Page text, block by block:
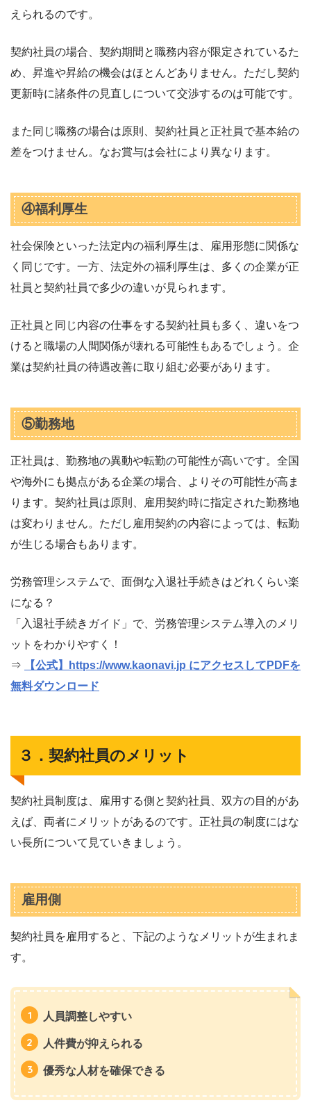
えられるのです。
契約社員の場合、契約期間と職務内容が限定されているた
め、昇進や昇給の機会はほとんどありません。ただし契約
更新時に諸条件の見直しについて交渉するのは可能です。
また同じ職務の場合は原則、契約社員と正社員で基本給の
差をつけません。なお賞与は会社により異なります。
④福利厚生
社会保険といった法定内の福利厚生は、雇用形態に関係な
く同じです。一方、法定外の福利厚生は、多くの企業が正
社員と契約社員で多少の違いが見られます。
正社員と同じ内容の仕事をする契約社員も多く、違いをつ
けると職場の人間関係が壊れる可能性もあるでしょう。企
業は契約社員の待遇改善に取り組む必要があります。
⑤勤務地
正社員は、勤務地の異動や転勤の可能性が高いです。全国
や海外にも拠点がある企業の場合、よりその可能性が高ま
ります。契約社員は原則、雇用契約時に指定された勤務地
は変わりません。ただし雇用契約の内容によっては、転勤
が生じる場合もあります。
労務管理システムで、面倒な入退社手続きはどれくらい楽
になる？
「入退社手続きガイド」で、労務管理システム導入のメリ
ットをわかりやすく！
⇒
【公式】https://www.kaonavi.jp にアクセスしてPDFを
無料ダウンロード
３．契約社員のメリット
契約社員制度は、雇用する側と契約社員、双方の目的があ
えば、両者にメリットがあるのです。正社員の制度にはな
い長所について見ていきましょう。
雇用側
契約社員を雇用すると、下記のようなメリットが生まれま
す。
人員調整しやすい
人件費が抑えられる
優秀な人材を確保できる